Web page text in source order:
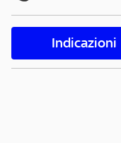
Indicazioni